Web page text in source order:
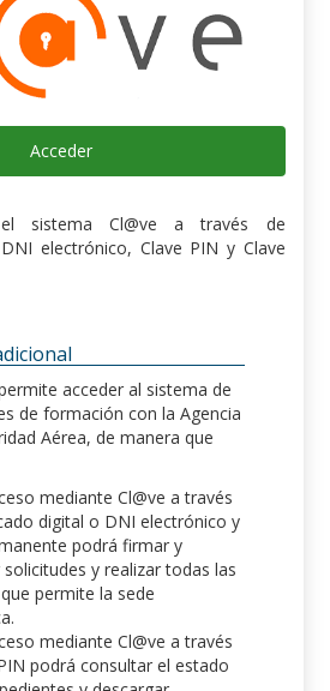
Acceder
sistema Cl@ve a través de
electrónico, Clave PIN y Clave
acceder al sistema de
de formación con la Agencia
Aérea, de manera que
mediante Cl@ve a través
digital o DNI electrónico y
podrá firmar y
y realizar todas las
permite la sede
mediante Cl@ve a través
podrá consultar el estado